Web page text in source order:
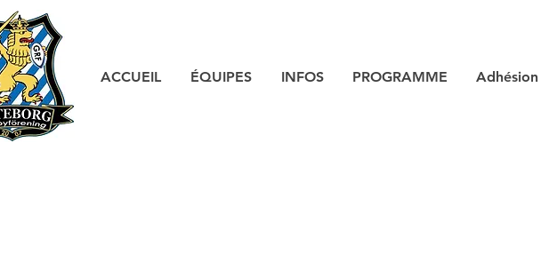
ACCUEIL ÉQUIPES INFOS PROGRAMME Adhésion